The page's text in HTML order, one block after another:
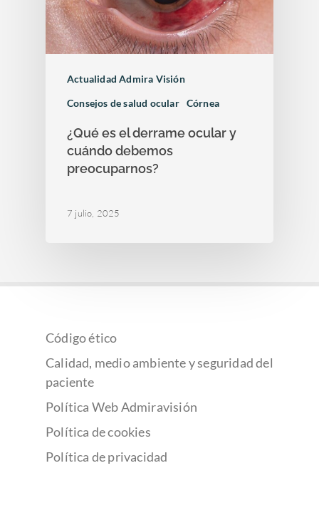
Actualidad Admira Visión
Consejos de salud ocular Córnea
¿Qué es el derrame ocular y
cuándo debemos
preocuparnos?
7 julio, 2025
Código ético
Calidad, medio ambiente y seguridad del
paciente
Política Web Admiravisión
Política de cookies
Política de privacidad